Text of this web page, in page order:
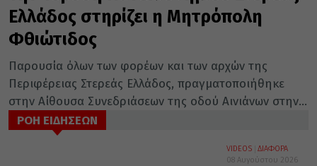
Ελλάδος στηρίζει η Μητρόπολη
Φθιώτιδος
Παρουσία όλων των φορέων και των αρχών της
Περιφέρειας Στερεάς Ελλάδος, πραγματοποιήθηκε
στην Αίθουσα Συνεδριάσεων της οδού Αινιάνων στην...
ΡΟΗ ΕΙΔΗΣΕΩΝ
VIDEOS
ΔΙΑΦΟΡΑ
08 Αυγούστου 2026